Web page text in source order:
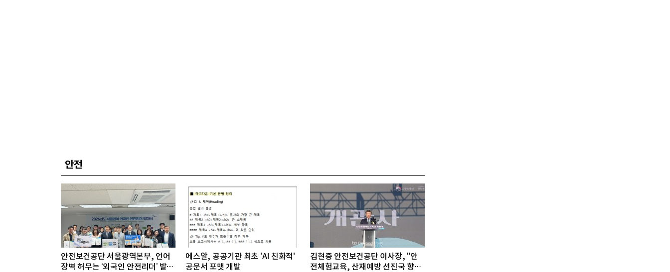
안전
안전보건공단 서울광역본부, 언어
장벽 허무는 ‘외국인 안전리더’ 발대
에스알, 공공기관 최초 'AI 친화적'
공문서 포맷 개발
김현중 안전보건공단 이사장, "안
전체험교육, 산재예방 선진국 향한